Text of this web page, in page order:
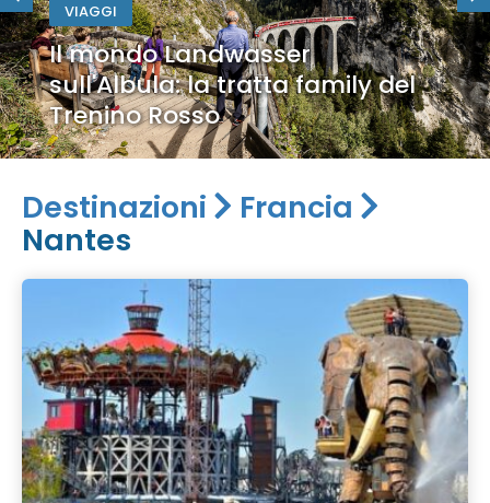
VIAGGI
Il mondo Landwasser
sull'Albula: la tratta family del
Trenino Rosso
Destinazioni
Francia
Nantes